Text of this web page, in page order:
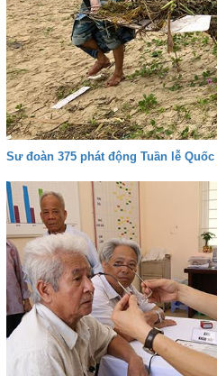
Sư đoàn 375 phát động Tuần lễ